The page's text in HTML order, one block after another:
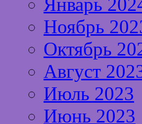
Ноябрь
Октябрь
Август
Июль 2023
Июнь 2023